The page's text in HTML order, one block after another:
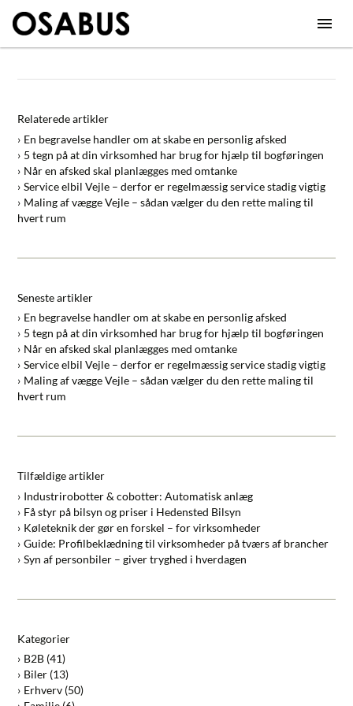
Relaterede artikler
En begravelse handler om at skabe en personlig afsked
5 tegn på at din virksomhed har brug for hjælp til bogføringen
Når en afsked skal planlægges med omtanke
Service elbil Vejle – derfor er regelmæssig service stadig vigtig
Maling af vægge Vejle – sådan vælger du den rette maling til
hvert rum
Seneste artikler
En begravelse handler om at skabe en personlig afsked
5 tegn på at din virksomhed har brug for hjælp til bogføringen
Når en afsked skal planlægges med omtanke
Service elbil Vejle – derfor er regelmæssig service stadig vigtig
Maling af vægge Vejle – sådan vælger du den rette maling til
hvert rum
Tilfældige artikler
Industrirobotter & cobotter: Automatisk anlæg
Få styr på bilsyn og priser i Hedensted Bilsyn
Køleteknik der gør en forskel – for virksomheder
Guide: Profilbeklædning til virksomheder på tværs af brancher
Syn af personbiler – giver tryghed i hverdagen
Kategorier
B2B (41)
Biler (13)
Erhverv (50)